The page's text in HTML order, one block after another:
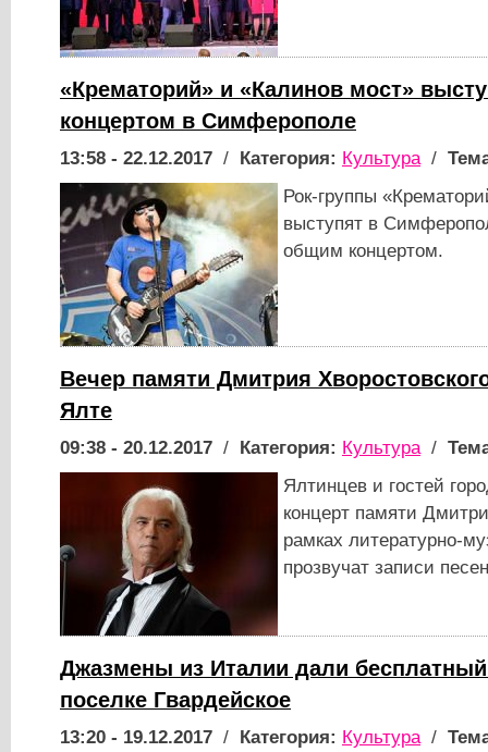
«Крематорий» и «Калинов мост»
концертом в Симферополе
13:58 - 22.12.2017 / Категория: Культура/
Рок-группы
выступят в
общим концертом.
Вечер памяти Дмитрия
Ялте
09:38 - 20.12.2017 / Категория: Культура/
Ялтинцев и гостей
концерт памяти
рамках литературно-
прозвучат записи
Джазмены из Италии дали бесплатный
поселке Гвардейское
13:20 - 19.12.2017 / Категория: Культура/